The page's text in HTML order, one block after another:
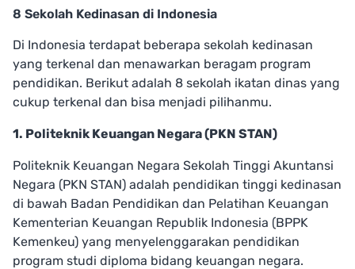
8 Sekolah Kedinasan di Indonesia
Di Indonesia terdapat beberapa sekolah kedinasan
yang terkenal dan menawarkan beragam program
pendidikan. Berikut adalah 8 sekolah ikatan dinas yang
cukup terkenal dan bisa menjadi pilihanmu.
1. Politeknik Keuangan Negara (PKN STAN)
Politeknik Keuangan Negara Sekolah Tinggi Akuntansi
Negara (PKN STAN) adalah pendidikan tinggi kedinasan
di bawah Badan Pendidikan dan Pelatihan Keuangan
Kementerian Keuangan Republik Indonesia (BPPK
Kemenkeu) yang menyelenggarakan pendidikan
program studi diploma bidang keuangan negara.